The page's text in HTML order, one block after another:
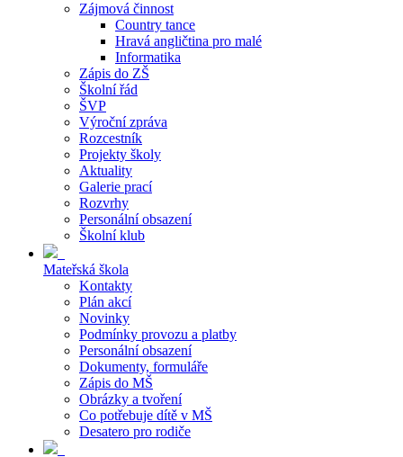
Zájmová činnost
Country tance
Hravá angličtina pro malé
Informatika
Zápis do ZŠ
Školní řád
ŠVP
Výroční zpráva
Rozcestník
Projekty školy
Aktuality
Galerie prací
Rozvrhy
Personální obsazení
Školní klub
Mateřská škola
Kontakty
Plán akcí
Novinky
Podmínky provozu a platby
Personální obsazení
Dokumenty, formuláře
Zápis do MŠ
Obrázky a tvoření
Co potřebuje dítě v MŠ
Desatero pro rodiče